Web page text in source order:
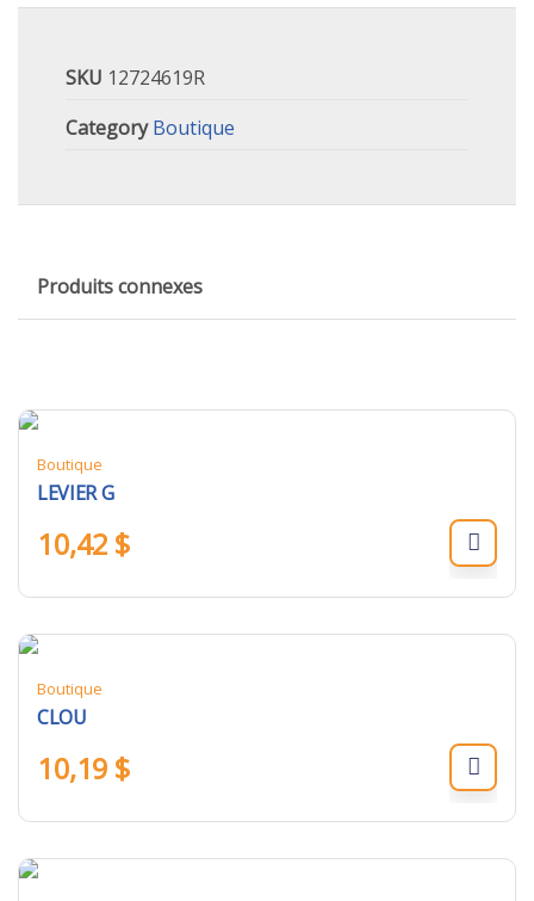
SKU 12724619R
Category Boutique
Produits connexes
Boutique
LEVIER G
10,42 $
Boutique
CLOU
10,19 $